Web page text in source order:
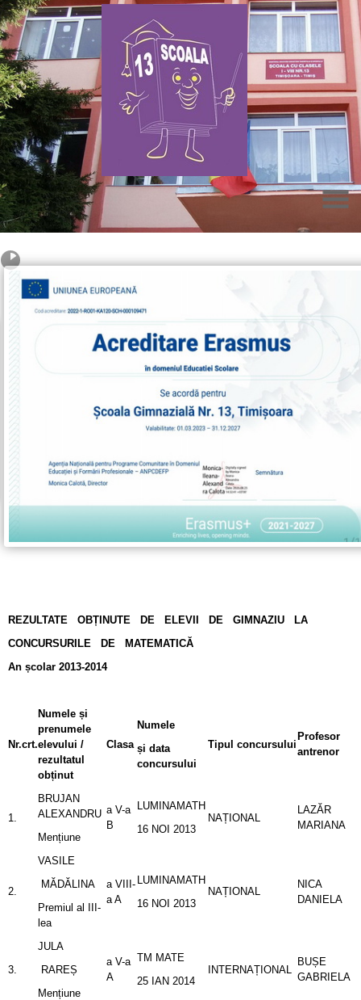
REZULTATE OBȚINUTE DE ELEVII DE GIMNAZIU LA
CONCURSURILE DE MATEMATICĂ
An școlar 2013-2014
Nr.crt.
Numele și
prenumele
elevului /
rezultatul
obținut
Clasa
Numele
și data
concursului
Tipul concursului
Profesor
antrenor
1.
BRUJAN
ALEXANDRU
Mențiune
a V-a
B
LUMINAMATH
16 NOI 2013
NAȚIONAL
LAZĂR
MARIANA
2.
VASILE
MĂDĂLINA
Premiul al III-
lea
a VIII-
a A
LUMINAMATH
16 NOI 2013
NAȚIONAL
NICA
DANIELA
3.
JULA
RAREȘ
Mențiune
a V-a
A
TM MATE
25 IAN 2014
INTERNAȚIONAL
BUȘE
GABRIELA